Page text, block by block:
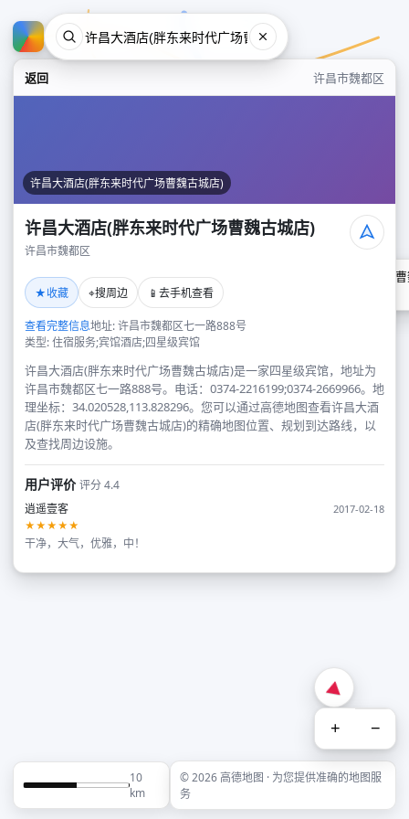
返回 许昌市魏都区
许昌大酒店(胖东来时代广场曹魏古城店)
许昌大酒店(胖东来时代广场曹魏古城店)
许昌市魏都区
★收藏 ⌖搜周边 📱 去手机查看
查看完整信息地址: 许昌市魏都区七一路888号
类型: 住宿服务;宾馆酒店;四星级宾馆
许昌大酒店(胖东来时代广场曹魏古城店)是一家四星级宾馆，地址为
许昌市魏都区七一路888号。电话：0374-2216199;0374-2669966。地
理坐标：34.020528,113.828296。您可以通过高德地图查看许昌大酒
店(胖东来时代广场曹魏古城店)的精确地图位置、规划到达路线，以
及查找周边设施。
用户评价评分 4.4
逍遥壹客
2017-02-18
★★★★★
干净，大气，优雅，中！
许昌大酒店(胖东来时代广场
+ −
10
km
© 2026 高德地图 · 为您提供准确的地图服
务